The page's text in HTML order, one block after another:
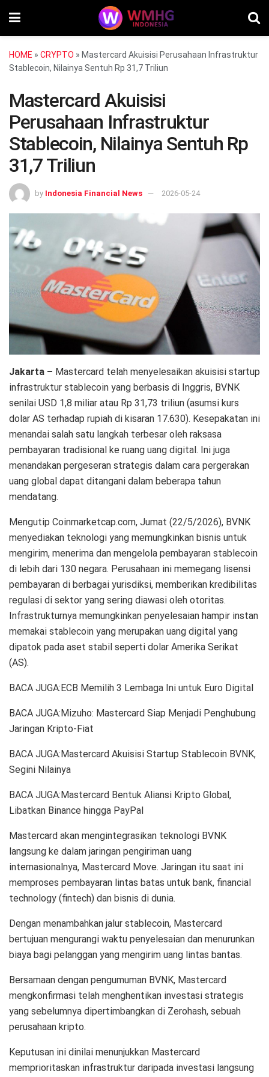
HOME » CRYPTO » Mastercard Akuisisi Perusahaan Infrastruktur
Stablecoin, Nilainya Sentuh Rp 31,7 Triliun
Mastercard Akuisisi
Perusahaan Infrastruktur
Stablecoin, Nilainya Sentuh Rp
31,7 Triliun
by Indonesia Financial News 2026-05-24
Jakarta – Mastercard telah menyelesaikan akuisisi startup
infrastruktur stablecoin yang berbasis di Inggris, BVNK
senilai USD 1,8 miliar atau Rp 31,73 triliun (asumsi kurs
dolar AS terhadap rupiah di kisaran 17.630). Kesepakatan ini
menandai salah satu langkah terbesar oleh raksasa
pembayaran tradisional ke ruang uang digital. Ini juga
menandakan pergeseran strategis dalam cara pergerakan
uang global dapat ditangani dalam beberapa tahun
mendatang.
Mengutip Coinmarketcap.com, Jumat (22/5/2026), BVNK
menyediakan teknologi yang memungkinkan bisnis untuk
mengirim, menerima dan mengelola pembayaran stablecoin
di lebih dari 130 negara. Perusahaan ini memegang lisensi
pembayaran di berbagai yurisdiksi, memberikan kredibilitas
regulasi di sektor yang sering diawasi oleh otoritas.
Infrastrukturnya memungkinkan penyelesaian hampir instan
memakai stablecoin yang merupakan uang digital yang
dipatok pada aset stabil seperti dolar Amerika Serikat
(AS).
BACA JUGA:ECB Memilih 3 Lembaga Ini untuk Euro Digital
BACA JUGA:Mizuho: Mastercard Siap Menjadi Penghubung
Jaringan Kripto-Fiat
BACA JUGA:Mastercard Akuisisi Startup Stablecoin BVNK,
Segini Nilainya
BACA JUGA:Mastercard Bentuk Aliansi Kripto Global,
Libatkan Binance hingga PayPal
Mastercard akan mengintegrasikan teknologi BVNK
langsung ke dalam jaringan pengiriman uang
internasionalnya, Mastercard Move. Jaringan itu saat ini
memproses pembayaran lintas batas untuk bank, financial
technology (fintech) dan bisnis di dunia.
Dengan menambahkan jalur stablecoin, Mastercard
bertujuan mengurangi waktu penyelesaian dan menurunkan
biaya bagi pelanggan yang mengirim uang lintas bantas.
Bersamaan dengan pengumuman BVNK, Mastercard
mengkonfirmasi telah menghentikan investasi strategis
yang sebelumnya dipertimbangkan di Zerohash, sebuah
perusahaan kripto.
Keputusan ini dinilai menunjukkan Mastercard
memprioritaskan infrastruktur daripada investasi langsung